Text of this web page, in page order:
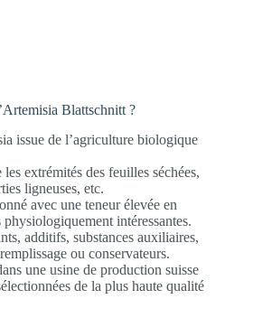
Blattschnitt ?
issue de l’agriculture biologique
extrémités des feuilles séchées,
ligneuses, etc.
avec une teneur élevée en
physiologiquement intéressantes.
additifs, substances auxiliaires,
ou conservateurs.
une usine de production suisse
de la plus haute qualité